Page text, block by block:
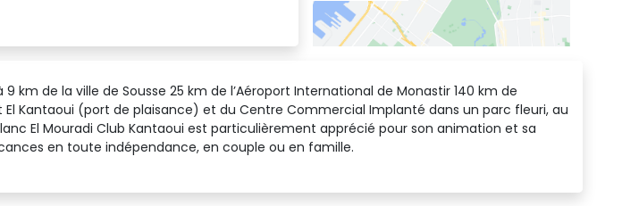
km de la ville de Sousse 25 km de l’Aéroport International de Monastir 140 km de
Kantaoui (port de plaisance) et du Centre Commercial Implanté dans un parc fleuri, au
El Mouradi Club Kantaoui est particulièrement apprécié pour son animation et sa
en toute indépendance, en couple ou en famille.